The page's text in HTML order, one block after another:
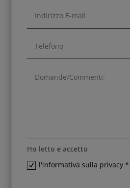
Ho letto e accetto
l'informativa sulla privacy *